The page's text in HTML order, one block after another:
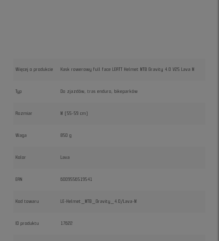
Więcej o produkcie Kask rowerowy full face LEATT Helmet MTB Gravity 4.0 V25 Lava M
Typ Do zjazdów, tras enduro, bikeparków
Rozmiar M (55-59 cm)
Waga 850 g
Kolor Lava
EAN 6009556519541
Kod towaru LE-Helmet_MTB_Gravity_4.0/Lava-M
ID produktu 17622